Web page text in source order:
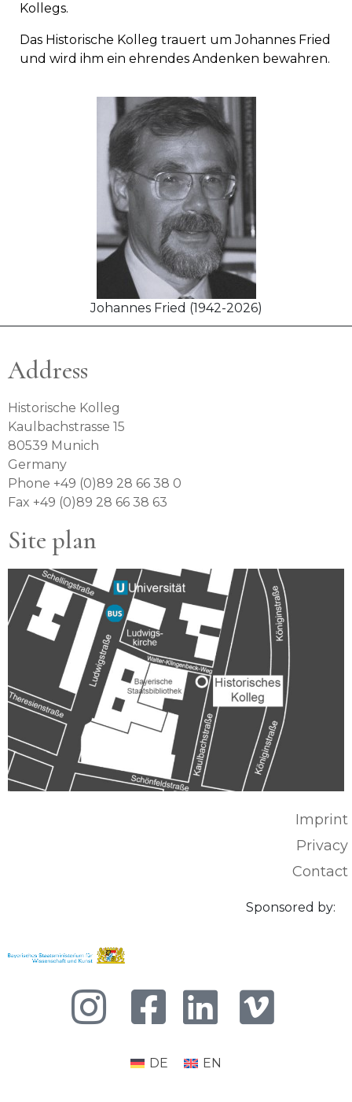
Kollegs.
Das Historische Kolleg trauert um Johannes Fried
und wird ihm ein ehrendes Andenken bewahren.
Johannes Fried (1942-2026)
Address
Historische Kolleg
Kaulbachstrasse 15
80539 Munich
Germany
Phone +49 (0)89 28 66 38 0
Fax +49 (0)89 28 66 38 63
Site plan
Imprint
Privacy
Contact
Sponsored by:
DE EN